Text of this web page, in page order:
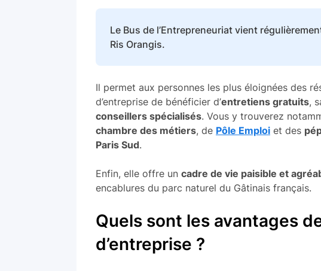
Le Bus de l’Entrepreneuriat vient
Ris Orangis.
Il permet aux personnes les plus éloignées des
d’entreprise de bénéficier d’entretiens gratuits,
conseillers spécialisés. Vous y trouverez
chambre des métiers, de Pôle Emploi et des
Paris Sud.
Enfin, elle offre un cadre de vie paisible et
encablures du parc naturel du Gâtinais français.
Quels sont les avantages
d’entreprise ?